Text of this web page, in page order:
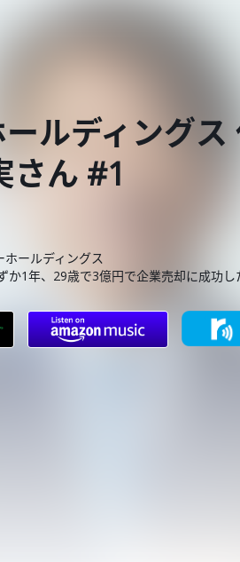
ルディングス
さん #1
ールディングス
1年、29歳で3億円で企業売却に成功し